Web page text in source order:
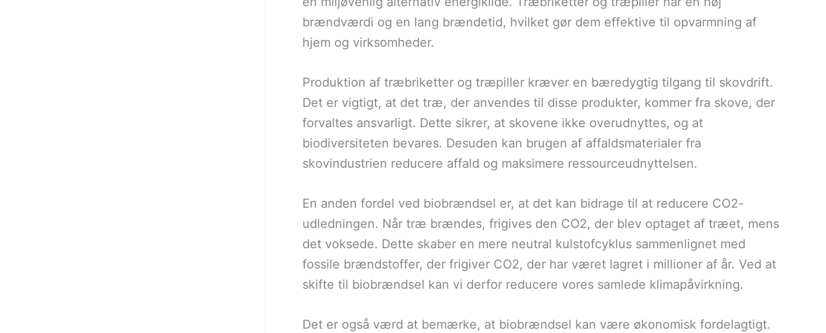
brændværdi og en lang brændetid, hvilket gør dem effektive til opvarmning af
hjem og virksomheder.
Produktion af træbriketter og træpiller kræver en bæredygtig tilgang til skovdrift.
Det er vigtigt, at det træ, der anvendes til disse produkter, kommer fra skove, der
forvaltes ansvarligt. Dette sikrer, at skovene ikke overudnyttes, og at
biodiversiteten bevares. Desuden kan brugen af affaldsmaterialer fra
skovindustrien reducere affald og maksimere ressourceudnyttelsen.
En anden fordel ved biobrændsel er, at det kan bidrage til at reducere CO2-
udledningen. Når træ brændes, frigives den CO2, der blev optaget af træet, mens
det voksede. Dette skaber en mere neutral kulstofcyklus sammenlignet med
fossile brændstoffer, der frigiver CO2, der har været lagret i millioner af år. Ved at
skifte til biobrændsel kan vi derfor reducere vores samlede klimapåvirkning.
Det er også værd at bemærke, at biobrændsel kan være økonomisk fordelagtigt.